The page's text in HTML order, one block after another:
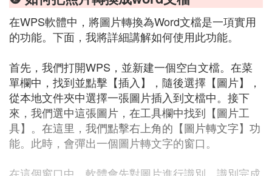
在WPS軟體中，將圖片轉換為Word文檔是一項實用
的功能。下面，我將詳細講解如何使用此功能。
首先，我們打開WPS，並新建一個空白文檔。在菜
單欄中，找到並點擊【插入】，隨後選擇【圖片】，
從本地文件夾中選擇一張圖片插入到文檔中。接下
來，我們選中這張圖片，在工具欄中找到【圖片工
具】。在這里，我們點擊右上角的【圖片轉文字】功
能。此時，會彈出一個圖片轉文字的窗口。